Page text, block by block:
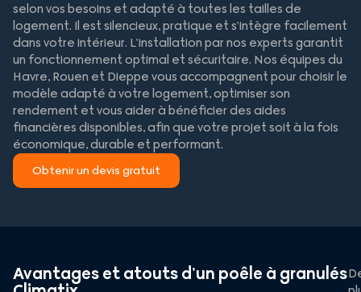
selon vos besoins et adapté à toutes les tailles de
logement. Il est silencieux, pratique et s’intègre facilement
dans votre intérieur. L’installation par nos experts garantit
un fonctionnement optimal et sécuritaire. Nos équipes du
Havre, Rouen et Dieppe vous accompagnent pour choisir le
modèle adapté à votre logement, optimiser son
rendement et vous aider à bénéficier des aides
financières disponibles, afin que votre projet soit à la fois
économique, durable et performant.
Obtenir un devis gratuit
Avantages et atouts d’un poêle à granulés